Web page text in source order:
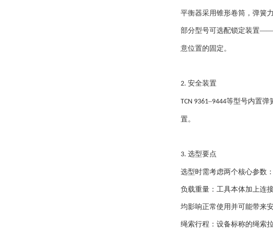
平衡器采用锥形卷筒，弹簧
部分型号可选配锁定装置——
意位置的固定。
2. 安全装置
TCN 9361–9444等型号内置弹
置。
3. 选型要点
选型时需考虑两个核心参数：
负载重量：工具本体加上连
均影响正常使用并可能带来安
绳索行程：设备标称的绳索